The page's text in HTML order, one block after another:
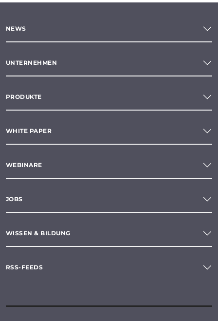
NEWS
UNTERNEHMEN
PRODUKTE
WHITE PAPER
WEBINARE
JOBS
WISSEN & BILDUNG
RSS-FEEDS